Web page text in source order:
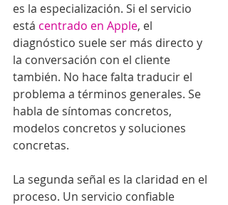
es la especialización. Si el servicio
está centrado en Apple, el
diagnóstico suele ser más directo y
la conversación con el cliente
también. No hace falta traducir el
problema a términos generales. Se
habla de síntomas concretos,
modelos concretos y soluciones
concretas.
La segunda señal es la claridad en el
proceso. Un servicio confiable